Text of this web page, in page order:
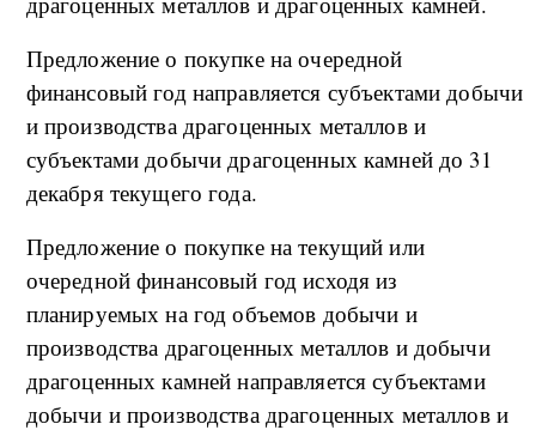
Предложение о покупке на очередной
финансовый год направляется субъектами добычи
и производства драгоценных металлов и
субъектами добычи драгоценных камней до 31
декабря текущего года.
Предложение о покупке на текущий или
очередной финансовый год исходя из
планируемых на год объемов добычи и
производства драгоценных металлов и добычи
драгоценных камней направляется субъектами
добычи и производства драгоценных металлов и